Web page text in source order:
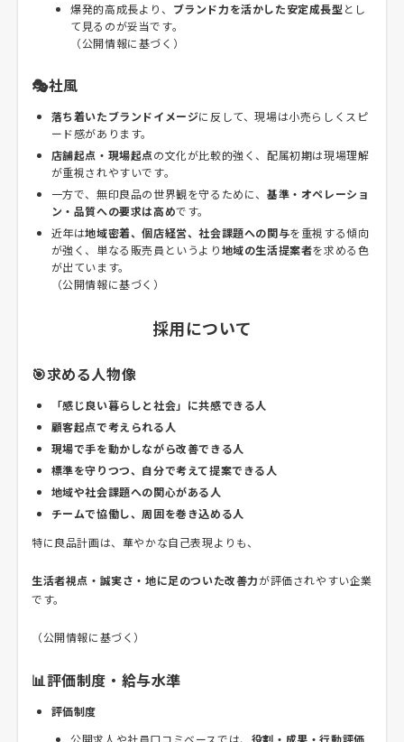
爆発的高成長より、 ブランド力を活かした安定成長型 とし
て見るのが妥当です。
（公開情報に基づく）
🎭社風
落ち着いたブランドイメージに反して、現場は小売らしくスピ
ード感があります。
店舗起点・現場起点の文化が比較的強く、配属初期は現場理解
が重視されやすいです。
一方で、無印良品の世界観を守るために、 基準・オペレーショ
ン・品質への要求は高めです。
近年は地域密着、個店経営、社会課題への関与を重視する傾向
が強く、単なる販売員というより地域の生活提案者を求める色
が出ています。
（公開情報に基づく）
採用について
🎯求める人物像
「感じ良い暮らしと社会」に共感できる人
顧客起点で考えられる人
現場で手を動かしながら改善できる人
標準を守りつつ、自分で考えて提案できる人
地域や社会課題への関心がある人
チームで協働し、周囲を巻き込める人
特に良品計画は、華やかな自己表現よりも、
生活者視点・誠実さ・地に足のついた改善力が評価されやすい企業
です。
（公開情報に基づく）
📊評価制度・給与水準
評価制度
公開求人や社員口コミベースでは、 役割・成果・行動評価